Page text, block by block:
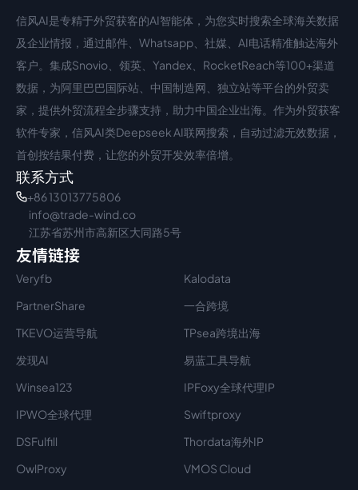
中文入口
信风AI是专精于外贸获客的AI智能体，为您实时搜索全球海关数据
及企业情报，通过邮件、Whatsapp、社媒、AI电话精准触达海外
客户。集成Snovio、领英、Yandex、RocketReach等100+渠道
数据，为阿里巴巴国际站、中国制造网、独立站等平台的外贸卖
家，提供外贸流程全步骤支持，助力中国企业出海。作为外贸获客
软件专家，信风AI类Deepseek AI联网搜索，自动过滤无效数据，
首创按结果付费，让您的外贸开发效率倍增。
联系方式
+86 13013775806
info@trade-wind.co
江苏省苏州市高新区大同路5号
友情链接
Veryfb
Kalodata
PartnerShare
一合跨境
TKEVO运营导航
TPsea跨境出海
发现AI
易蓝工具导航
Winsea123
IPFoxy全球代理IP
IPWO全球代理
Swiftproxy
DSFulfill
Thordata海外IP
OwlProxy
VMOS Cloud